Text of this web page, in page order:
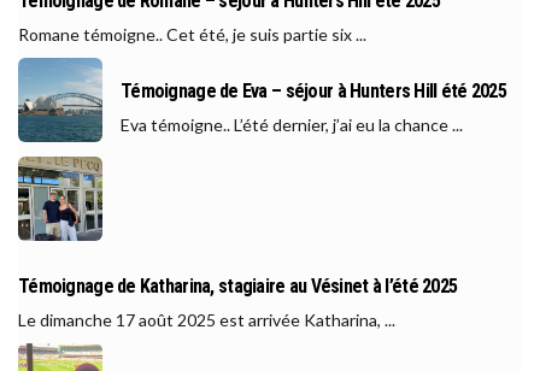
Romane témoigne.. Cet été, je suis partie six ...
Témoignage de Eva – séjour à Hunters Hill été 2025
Eva témoigne.. L’été dernier, j’ai eu la chance ...
Témoignage de Katharina, stagiaire au Vésinet à l’été 2025
Le dimanche 17 août 2025 est arrivée Katharina, ...